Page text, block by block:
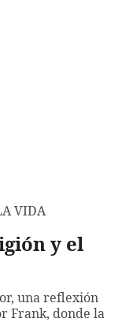
VIDA
y el
una reflexión
Frank, donde la